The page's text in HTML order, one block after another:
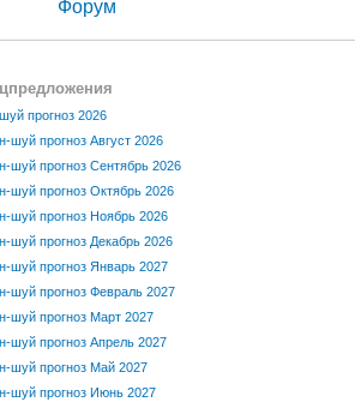
Форум
прогноз 2026
шуй прогноз Август 2026
шуй прогноз Сентябрь 2026
шуй прогноз Октябрь 2026
шуй прогноз Ноябрь 2026
шуй прогноз Декабрь 2026
шуй прогноз Январь 2027
шуй прогноз Февраль 2027
шуй прогноз Март 2027
шуй прогноз Апрель 2027
шуй прогноз Май 2027
шуй прогноз Июнь 2027